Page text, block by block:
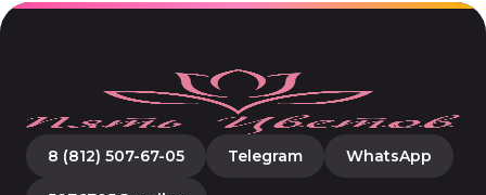
8 (812) 507-67-05 Telegram WhatsApp